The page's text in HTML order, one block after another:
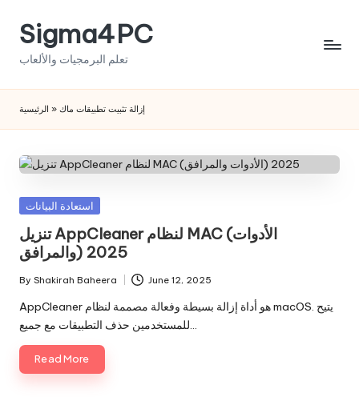
SkipSigma4PC
تعلم البرمجيات والألعاب
الرئيسية » إزالة تثبيت تطبيقات ماك
Posted
استعادة البيانات
تنزيل AppCleaner لنظام MAC (الأدوات
والمرافق) 2025
Posted
by
By Shakirah Baheera June 12, 2025
AppCleaner هو أداة إزالة بسيطة وفعالة مصممة لنظام macOS. يتيح
للمستخدمين حذف التطبيقات مع جميع…
Read More